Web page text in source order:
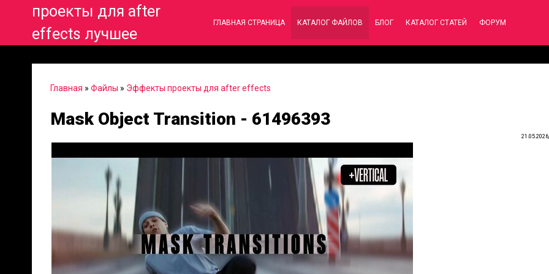
проекты для after
effects лучшее
ГЛАВНАЯ СТРАНИЦА КАТАЛОГ ФАЙЛОВ БЛОГ КАТАЛОГ СТАТЕЙ ФОРУМ
Главная » Файлы » Эффекты проекты для after effects
Mask Object Transition - 61496393